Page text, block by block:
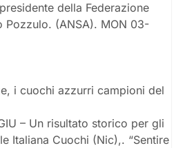
della Federazione
Pozzulo. (ANSA). MON 03-
i cuochi azzurri campioni del
– Un risultato storico per gli
Italiana Cuochi (Nic),. “Sentire